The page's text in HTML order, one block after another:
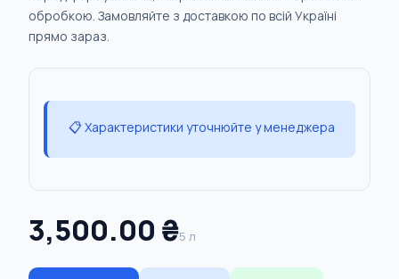
обробкою. Замовляйте з доставкою по всій Україні
прямо зараз.
📋 Характеристики уточнюйте у менеджера
3,500.00 ₴5 л